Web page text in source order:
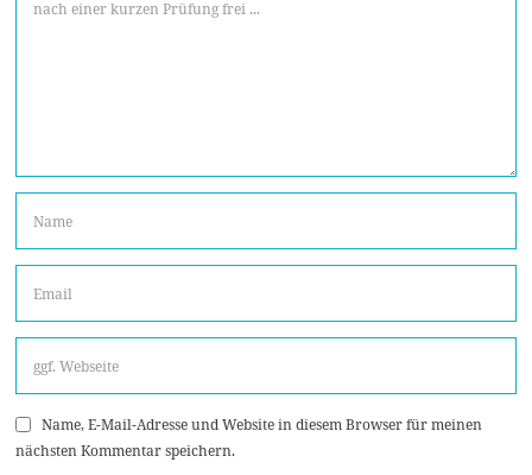
Name, E-Mail-Adresse und Website in diesem Browser für meinen
nächsten Kommentar speichern.